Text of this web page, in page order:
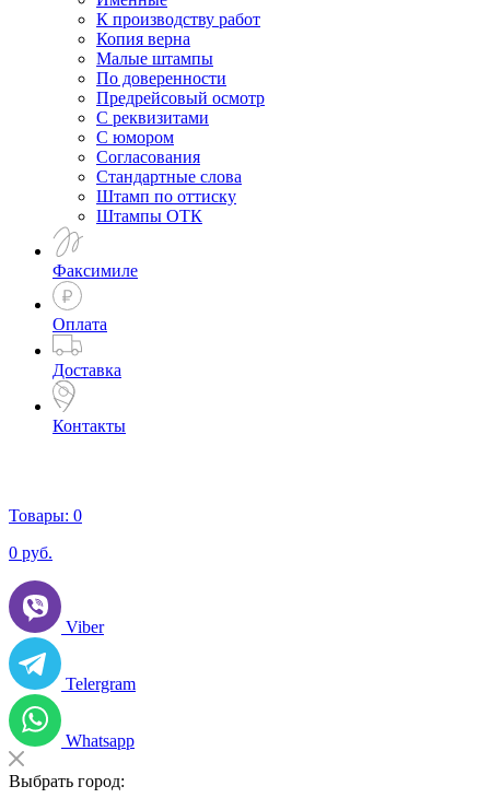
К производству работ
Копия верна
Малые штампы
По доверенности
Предрейсовый осмотр
С реквизитами
С юмором
Согласования
Стандартные слова
Штамп по оттиску
Штампы ОТК
Факсимиле
Оплата
Доставка
Контакты
Товары: 0
0 руб.
Viber
Telergram
Whatsapp
Выбрать город: